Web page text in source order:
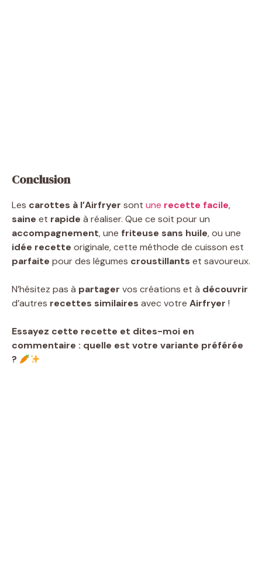
Conclusion
Les carottes à l’Airfryer sont une recette facile,
saine et rapide à réaliser. Que ce soit pour un
accompagnement, une friteuse sans huile, ou une
idée recette originale, cette méthode de cuisson est
parfaite pour des légumes croustillants et savoureux.
N’hésitez pas à partager vos créations et à découvrir
d’autres recettes similaires avec votre Airfryer !
Essayez cette recette et dites-moi en
commentaire : quelle est votre variante préférée
?